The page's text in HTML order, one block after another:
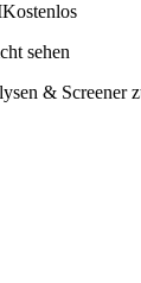
Kostenlos
sehen
& Screener